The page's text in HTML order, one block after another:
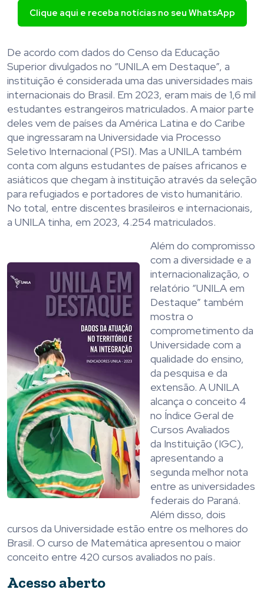
Clique aqui e receba notícias no seu WhatsApp
De acordo com dados do Censo da Educação
Superior divulgados no “UNILA em Destaque”, a
instituição é considerada uma das universidades mais
internacionais do Brasil. Em 2023, eram mais de 1,6 mil
estudantes estrangeiros matriculados. A maior parte
deles vem de países da América Latina e do Caribe
que ingressaram na Universidade via Processo
Seletivo Internacional (PSI). Mas a UNILA também
conta com alguns estudantes de países africanos e
asiáticos que chegam à instituição através da seleção
para refugiados e portadores de visto humanitário.
No total, entre discentes brasileiros e internacionais,
a UNILA tinha, em 2023, 4.254 matriculados.
Além do compromisso
com a diversidade e a
internacionalização, o
relatório “UNILA em
Destaque” também
mostra o
comprometimento da
Universidade com a
qualidade do ensino,
da pesquisa e da
extensão. A UNILA
alcança o conceito 4
no Índice Geral de
Cursos Avaliados
da Instituição (IGC),
apresentando a
segunda melhor nota
entre as universidades
federais do Paraná.
Além disso, dois
cursos da Universidade estão entre os melhores do
Brasil. O curso de Matemática apresentou o maior
conceito entre 420 cursos avaliados no país.
Acesso aberto